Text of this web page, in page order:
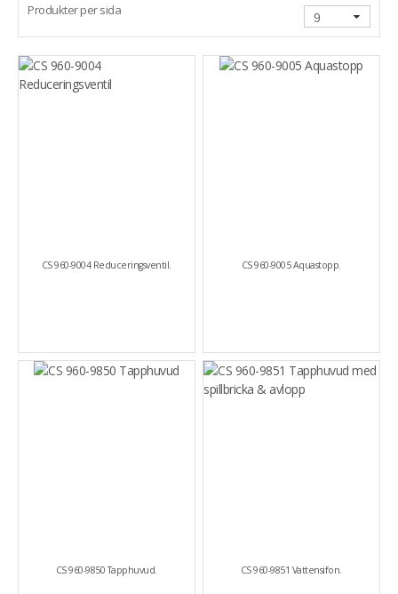
Produkter per sida
CS 960-9004 Reduceringsventil. CS 960-9005 Aquastopp.
CS 960-9850 Tapphuvud. CS 960-9851 Vattensifon.